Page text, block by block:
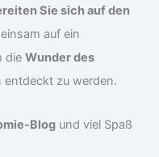
Sie sich auf den
auf ein
dieWunder des
entdeckt zu werden.
Blog und viel Spaß